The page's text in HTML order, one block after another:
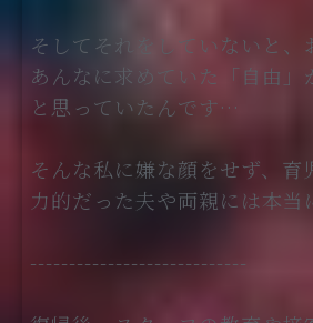
そしてそれをしていないと、
あんなに求めていた「自由」
と思っていたんです…
そんな私に嫌な顔をせず、育
力的だった夫や両親には本当
----------------------------